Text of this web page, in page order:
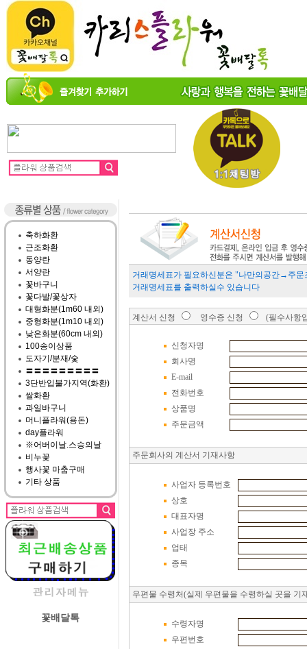
축하화환
근조화환
동양란
서양란
꽃바구니
꽃다발/꽃상자
대형화분(1m60 내외)
중형화분(1m10 내외)
낮은화분(60cm 내외)
100송이상품
도자기/분재/숯
〓〓〓〓〓〓〓〓〓
3단반입불가지역(화환)
쌀화환
과일바구니
머니플라워(용돈)
day플라워
※어버이날.스승의날
비누꽃
행사꽃 마춤구매
기타 상품
꽃배달톡
거래명세표가 필요하신분은 "나만의공간→주
거래명세표를 출력하실수 있습니다
계산서 신청 영수증 신청 (필수사항
신청자명
회사명
E-mail
전화번호
상품명
주문금액
주문회사의 계산서 기재사항
사업자 등록번호
상호
대표자명
사업장 주소
업태
종목
우편물 수령처(실제 우편물을 수령하실 곳을 기
수령자명
우편번호